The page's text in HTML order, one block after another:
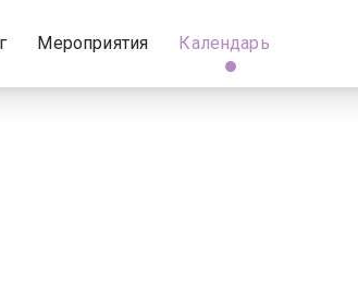
Мероприятия Календарь